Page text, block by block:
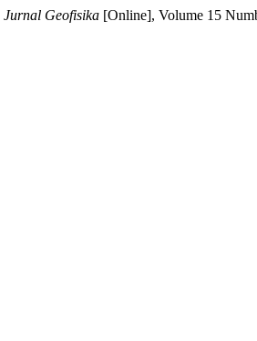
Jurnal Geofisika [Online], Volume 15